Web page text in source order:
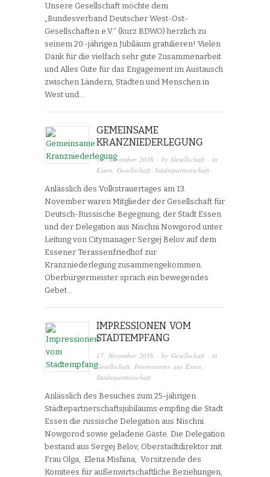
Unsere Gesellschaft möchte dem
„Bundesverband Deutscher West-Ost-
Gesellschaften e.V.“ (kurz BDWO) herzlich zu
seinem 20.-jährigen Jubiläum gratulieren! Vielen
Dank für die vielfach sehr gute Zusammenarbeit
und Alles Gute für das Engagement im Austausch
zwischen Ländern, Städten und Menschen in
West und…
GEMEINSAME
KRANZNIEDERLEGUNG
18. November 2016 · byGesellschaft · in
Essen,Gesellschaft,Städtepartnerschaft
Anlässlich des Volkstrauertages am 13.
November waren Mitglieder der Gesellschaft für
Deutsch-Russische Begegnung, der Stadt Essen
und der Delegation aus Nischni Nowgorod unter
Leitung von Citymanager Sergej Belov auf dem
Essener Terassenfriedhof zur
Kranzniederlegung zusammengekommen.
Oberbürgermeister sprach ein bewegendes
Gebet…
IMPRESSIONEN VOM
STADTEMPFANG
17. November 2016 · byGesellschaft · in
Gesellschaft Interessantes aus Essen
Städtepartnerschaft
Anlässlich des Besuches zum 25-jährigen
Städtepartnerschaftsjubiläums empfing die Stadt
Essen die russische Delegation aus Nischni
Nowgorod sowie geladene Gäste. Die Delegation
bestand aus Sergej Belov, Oberstadtdirektor mit
Frau Olga, Elena Mishina, Vorsitzende des
Komitees für außenwirtschaftliche Beziehungen,